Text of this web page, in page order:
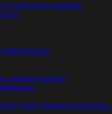
из грядущего альбома
Self-Destruct»
с нового альбома
Stop Thinking About You».